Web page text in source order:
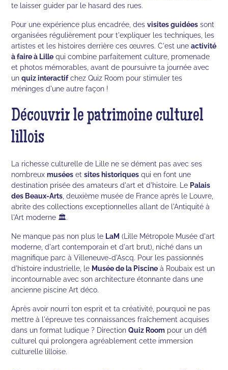
te laisser guider par le hasard des rues.
Pour une expérience plus encadrée, desvisites guidées sont
organisées régulièrement pour t'expliquer les techniques, les
artistes et les histoires derrière ces œuvres. C'est uneactivité
à faire à Lille qui combine parfaitement culture, promenade
et photos mémorables, avant de poursuivre ta journée avec
unquiz interactifchez Quiz Room pour stimuler tes
méninges d'une autre façon !
Découvrir le patrimoine culturel
lillois
La richesse culturelle de Lille ne se dément pas avec ses
nombreuxmusées etsites historiques qui en font une
destination prisée des amateurs d'art et d'histoire. Le Palais
des Beaux-Arts , deuxième musée de France après le Louvre,
abrite des collections exceptionnelles allant de l'Antiquité à
l'Art moderne 🏛️.
Ne manque pas non plus le LaM (Lille Métropole Musée d'art
moderne, d'art contemporain et d'art brut), niché dans un
magnifique parc à Villeneuve-d'Ascq. Pour les passionnés
d'histoire industrielle, le Musée de la Piscine à Roubaix est un
incontournable avec son architecture étonnante dans une
ancienne piscine Art déco.
Après avoir nourri ton esprit et ta créativité, pourquoi ne pas
mettre à l'épreuve tes connaissances fraîchement acquises
dans un format ludique ? DirectionQuiz Room pour un défi
culturel qui prolongera agréablement cette immersion
culturelle lilloise.